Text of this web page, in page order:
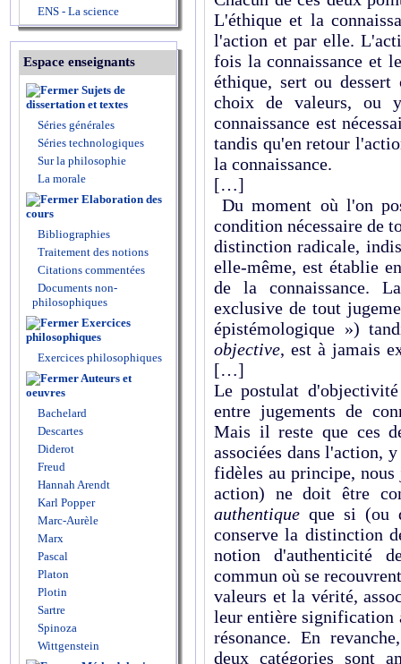
ENS - La science
Espace enseignants
Sujets de
dissertation et textes
Séries générales
Séries technologiques
Sur la philosophie
La morale
Elaboration des
cours
Bibliographies
Traitement des notions
Citations commentées
Documents non-
philosophiques
Exercices
philosophiques
Exercices philosophiques
Auteurs et
oeuvres
Bachelard
Descartes
Diderot
Freud
Hannah Arendt
Karl Popper
Marc-Aurèle
Marx
Pascal
Platon
Plotin
Sartre
Spinoza
Wittgenstein
L'éthique et la
l'action et par elle.
fois la connaissance et
éthique, sert ou
choix de valeurs, ou
connaissance est
tandis qu'en retour
la connaissance.
[…]
Du moment où l'on
condition nécessaire de
distinction radicale,
elle-même, est établie
de la connaissance.
exclusive de tout
épistémologique »)
objective, est à jamais
[…]
Le postulat
entre jugements de
Mais il reste que ces
associées dans l'action,
fidèles au principe,
action) ne doit être
authentique que si (ou
conserve la distinction
notion d'authenticité
commun où se
valeurs et la vérité,
leur entière signification
résonance. En
deux catégories sont